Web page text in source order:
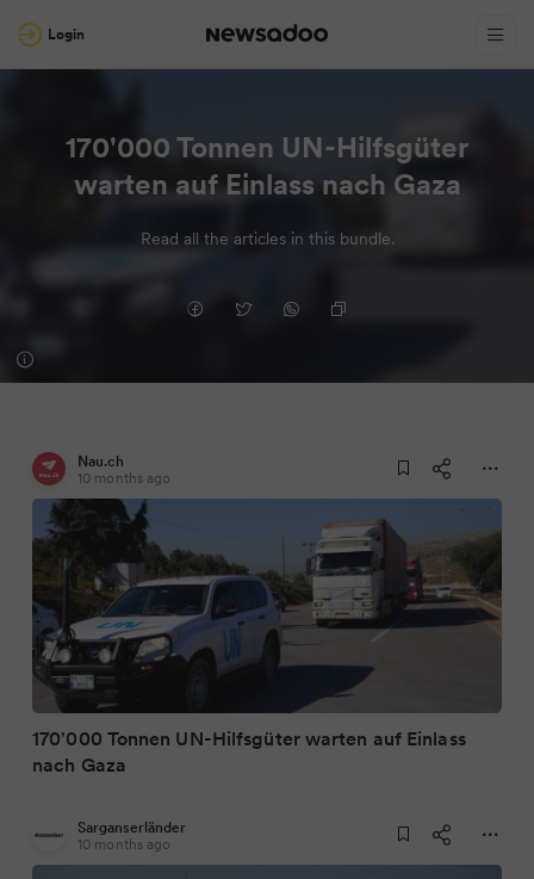
Login
170'000 Tonnen UN-Hilfsgüter
warten auf Einlass nach Gaza
Read all the articles in this bundle.
Nau.ch
10 months ago
170'000 Tonnen UN-Hilfsgüter warten auf Einlass
nach Gaza
Sarganserländer
10 months ago